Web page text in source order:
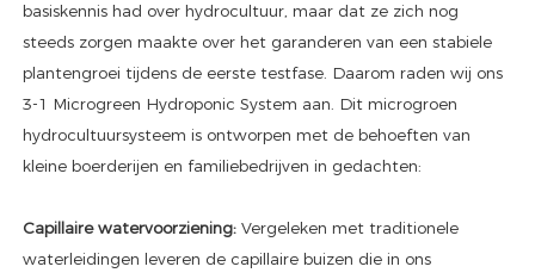
basiskennis had over hydrocultuur, maar dat ze zich nog
steeds zorgen maakte over het garanderen van een stabiele
plantengroei tijdens de eerste testfase. Daarom raden wij ons
3-1 Microgreen Hydroponic System aan. Dit microgroen
hydrocultuursysteem is ontworpen met de behoeften van
kleine boerderijen en familiebedrijven in gedachten:
Capillaire watervoorziening:Vergeleken met traditionele
waterleidingen leveren de capillaire buizen die in ons